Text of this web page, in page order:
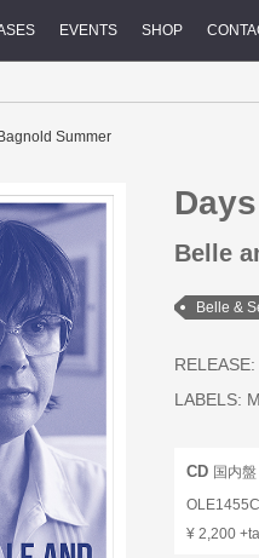
EVENTS SHOP
Summer
Belle
Belle &
LABELS:
CD 国内盤
¥ 2,200